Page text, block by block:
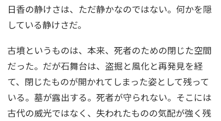
日香の静けさは、ただ静かなのではない。何かを隠
している静けさだ。
古墳というものは、本来、死者のための閉じた空間
だった。だが石舞台は、盗掘と風化と再発見を経
て、閉じたものが開かれてしまった姿として残って
いる。墓が露出する。死者が守られない。そこには
古代の威光ではなく、失われたものの気配が強く残